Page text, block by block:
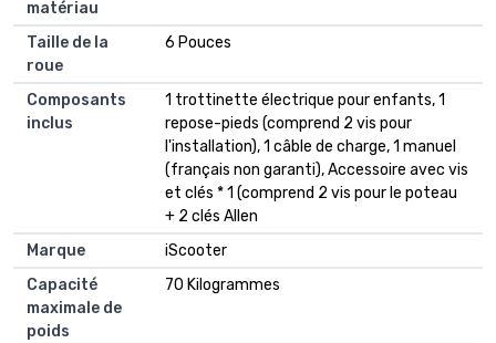
matériau
Taille de la
roue
‎6 Pouces
Composants
inclus
‎1 trottinette électrique pour enfants, 1
repose-pieds (comprend 2 vis pour
l'installation), 1 câble de charge, 1 manuel
(français non garanti), Accessoire avec vis
et clés * 1 (comprend 2 vis pour le poteau
+ 2 clés Allen
Marque
‎iScooter
Capacité
maximale de
poids
‎70 Kilogrammes